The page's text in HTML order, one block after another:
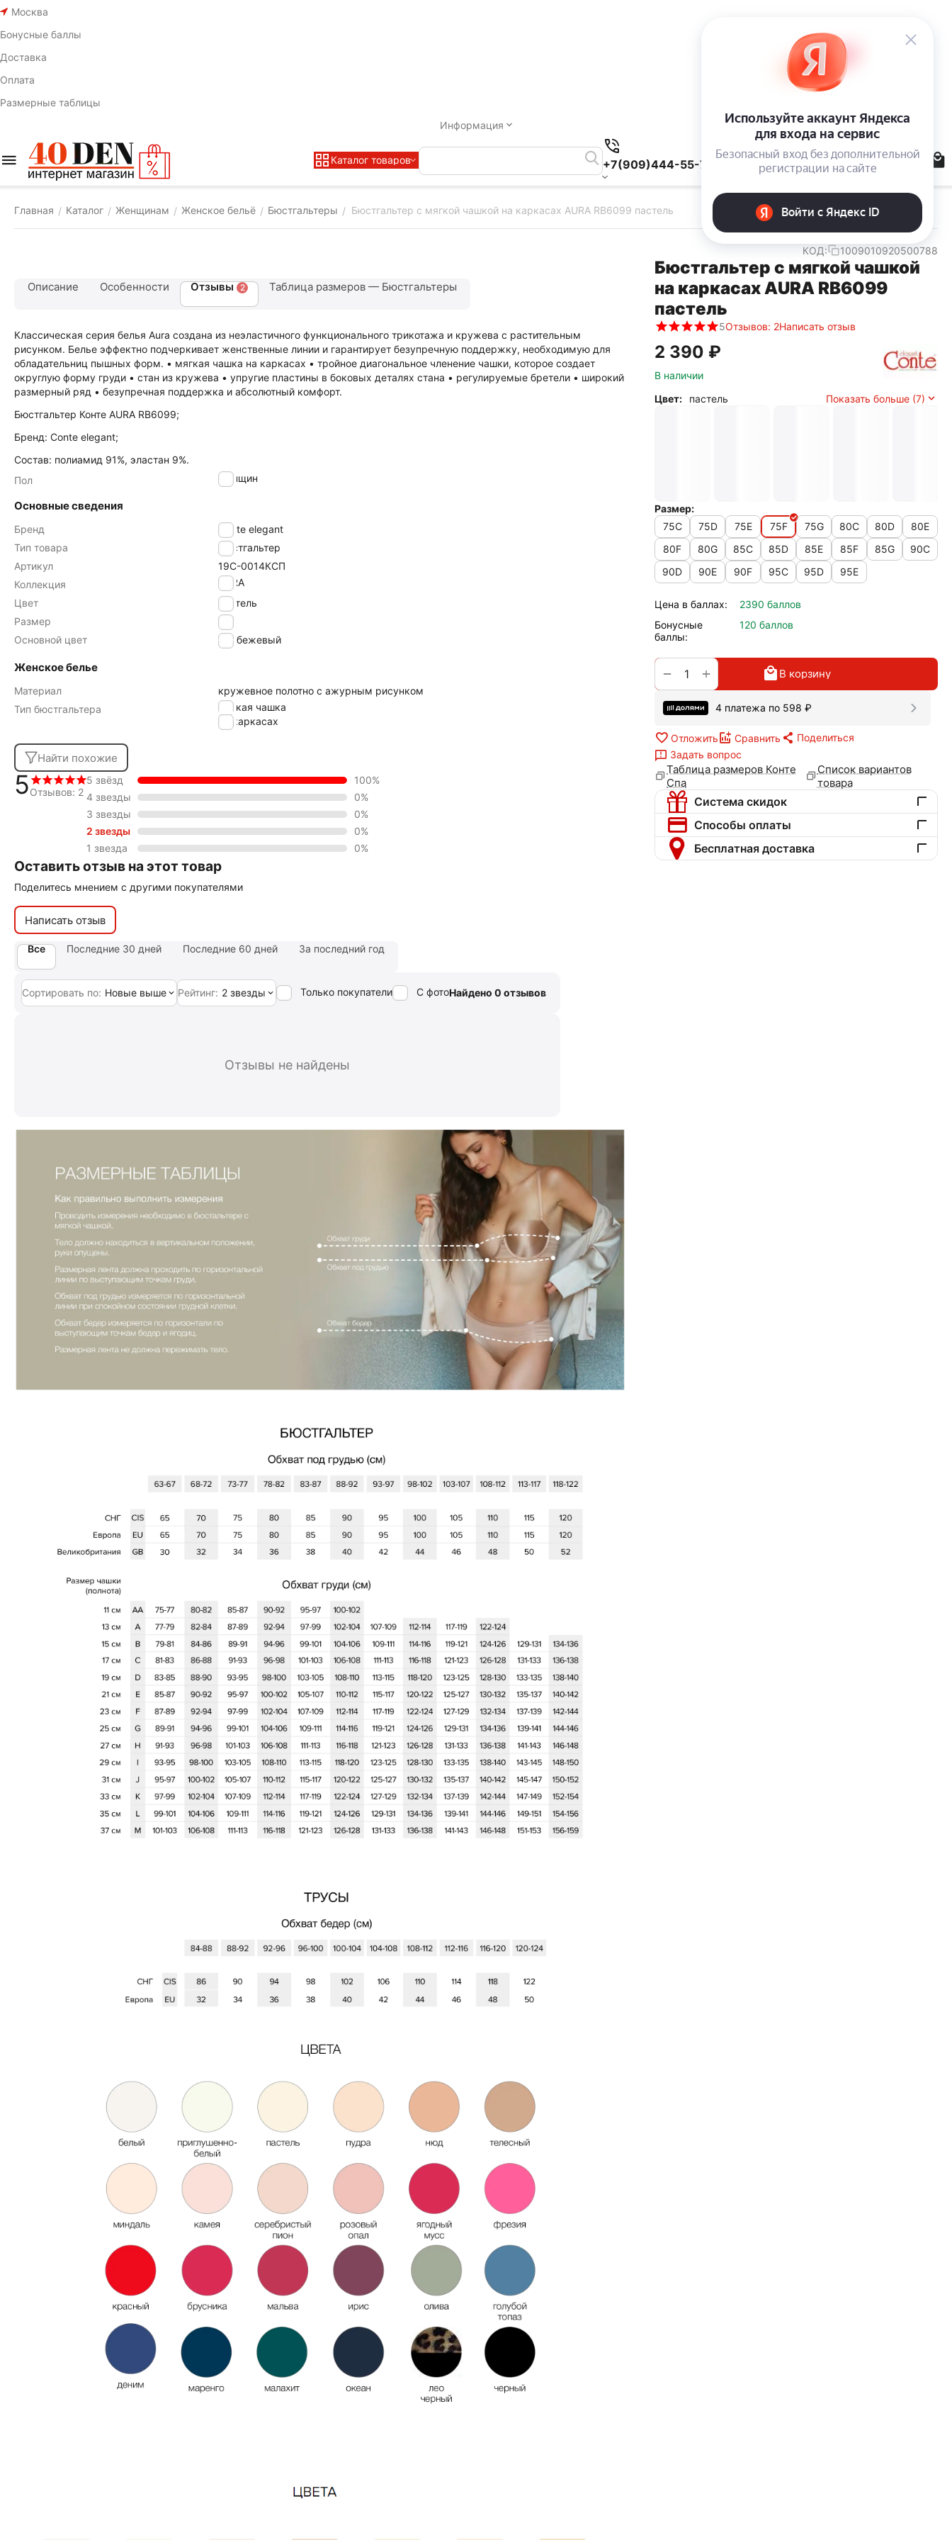
Москва
Бонусные баллы
Доставка
Оплата
Размерные таблицы
Информация
Каталог товаров +7(909)444-55-78
Главная / Каталог / Женщинам / Женское бельё / Бюстгальтеры / Бюстгальтер с мягкой чашкой на каркасах AURA RB6099 пастель
КОД: 1009010920500788
Бюстгальтер с мягкой чашкой
на каркасах AURA RB6099
пастель
5Отзывов: 2Написать отзыв
2 390 ₽
В наличии
Цвет:
пастель Показать больше (7)
Размер:
75C
75D 75E 75F 75G 80C 80D
80E
80F
80G 85C 85D 85E 85F 85G
90C
90D
90E 90F 95C 95D 95E
Цена в баллах:
2390 баллов
Бонусные
баллы:
120 баллов
+
− В корзину
4 платежа по 598 ₽
Отложить Сравнить
Поделиться
Задать вопрос
Таблица размеров Конте
Спа
Список вариантов
товара
Система скидок
Способы оплаты
Бесплатная доставка
Описание Особенности Отзывы 2 Таблица размеров — Бюстгальтеры
Классическая серия белья Aura создана из неэластичного функционального трикотажа и кружева с растительным
рисунком. Белье эффектно подчеркивает женственные линии и гарантирует безупречную поддержку, необходимую для
обладательниц пышных форм. • мягкая чашка на каркасах • тройное диагональное членение чашки, которое создает
округлую форму груди • стан из кружева • упругие пластины в боковых деталях стана • регулируемые бретели • широкий
размерный ряд • безупречная поддержка и абсолютный комфорт.
Бюстгальтер Конте AURA RB6099;
Бренд: Conte elegant;
Состав: полиамид 91%, эластан 9%.
Пол
женщин
Основные сведения
Бренд
Conte elegant
Тип товара
Бюстгальтер
Артикул
19С-0014КСП
Коллекция
AURA
Цвет
пастель
Размер
75F
Основной цвет
бежевый
Женское белье
Материал
кружевное полотно с ажурным рисунком
Тип бюстгальтера
мягкая чашка
на каркасах
Найти похожие
5Отзывов: 2
5 звёзд
100%
4 звезды
0%
3 звезды
0%
2 звезды
0%
1 звезда
0%
Оставить отзыв на этот товар
Поделитесь мнением с другими покупателями
Написать отзыв
Все Последние 30 дней Последние 60 дней За последний год
Сортировать по: Новые выше Рейтинг: 2 звезды Только покупатели С фотоНайдено 0 отзывов
Отзывы не найдены